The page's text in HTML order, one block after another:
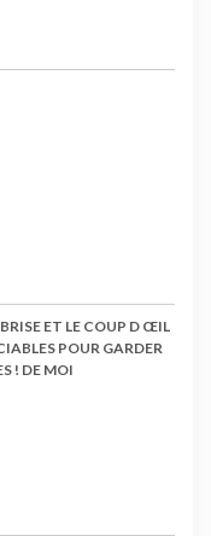
ET LE COUP D ŒIL
POUR GARDER
! DE MOI